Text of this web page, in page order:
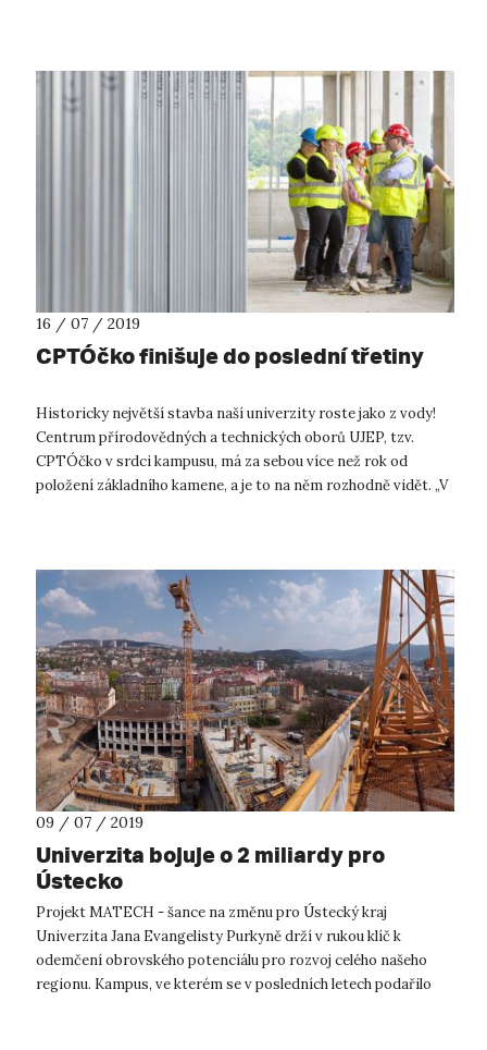
16 / 07 / 2019
CPTÓčko finišuje do poslední třetiny
Historicky největší stavba naší univerzity roste jako z vody!
Centrum přírodovědných a technických oborů UJEP, tzv.
CPTÓčko v srdci kampusu, má za sebou více než rok od
položení základního kamene, a je to na něm rozhodně vidět. „V
09 / 07 / 2019
Univerzita bojuje o 2 miliardy pro
Ústecko
Projekt MATECH - šance na změnu pro Ústecký kraj
Univerzita Jana Evangelisty Purkyně drží v rukou klíč k
odemčení obrovského potenciálu pro rozvoj celého našeho
regionu. Kampus, ve kterém se v posledních letech podařilo